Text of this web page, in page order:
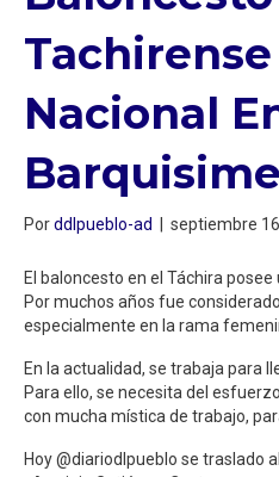
Nacional
Porddlpueblo-ad septiembre
El baloncesto en el Táchira
Por muchos años fue
especialmente en la rama
En la actualidad, se trabaja para
Para ello, se necesita del
con mucha mística de trabajo,
Hoy @diariodlpueblo se traslado